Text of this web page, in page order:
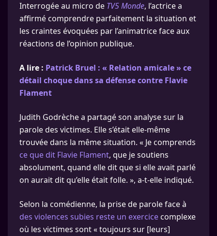
Interrogée au micro de TV5 Monde, l’actrice a
affirmé comprendre parfaitement la situation et
les craintes évoquées par l’animatrice face aux
réactions de l’opinion publique.
A lire : Patrick Bruel : « Relation amicale » ce
détail choque dans sa défense contre Flavie
Flament
Judith Godrèche a partagé son analyse sur la
parole des victimes. Elle s’était elle-même
trouvée dans la même situation. « Je comprends
ce que dit Flavie Flament, que je soutiens
absolument, quand elle dit que si elle avait parlé
on aurait dit qu’elle était folle. », a-t-elle indiqué.
Selon la comédienne, la prise de parole face à
des violences subies reste un exercice complexe
où les victimes sont « toujours sur [leurs]